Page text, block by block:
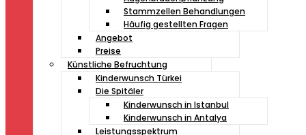
Stammzellen Behandlungen
Häufig gestellten Fragen
Angebot
Preise
Künstliche Befruchtung
Kinderwunsch Türkei
Die Spitäler
Kinderwunsch in Istanbul
Kinderwunsch in Antalya
Leistungsspektrum